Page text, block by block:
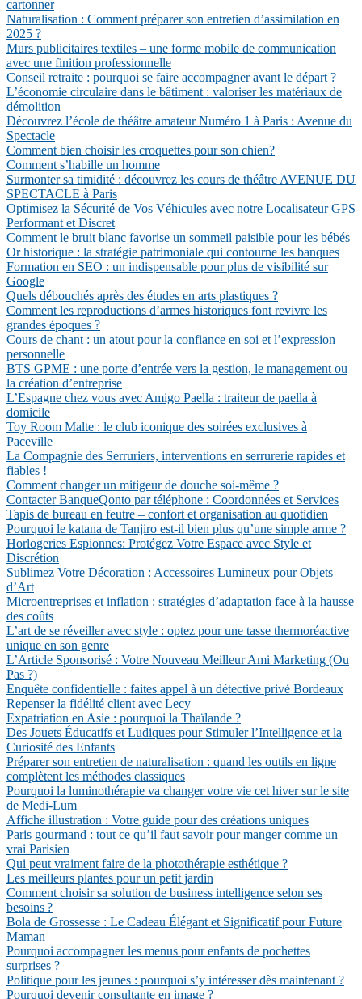
cartonner
Naturalisation : Comment préparer son entretien d’assimilation en
2025 ?
Murs publicitaires textiles – une forme mobile de communication
avec une finition professionnelle
Conseil retraite : pourquoi se faire accompagner avant le départ ?
L’économie circulaire dans le bâtiment : valoriser les matériaux de
démolition
Découvrez l’école de théâtre amateur Numéro 1 à Paris : Avenue du
Spectacle
Comment bien choisir les croquettes pour son chien?
Comment s’habille un homme
Surmonter sa timidité : découvrez les cours de théâtre AVENUE DU
SPECTACLE à Paris
Optimisez la Sécurité de Vos Véhicules avec notre Localisateur GPS
Performant et Discret
Comment le bruit blanc favorise un sommeil paisible pour les bébés
Or historique : la stratégie patrimoniale qui contourne les banques
Formation en SEO : un indispensable pour plus de visibilité sur
Google
Quels débouchés après des études en arts plastiques ?
Comment les reproductions d’armes historiques font revivre les
grandes époques ?
Cours de chant : un atout pour la confiance en soi et l’expression
personnelle
BTS GPME : une porte d’entrée vers la gestion, le management ou
la création d’entreprise
L’Espagne chez vous avec Amigo Paella : traiteur de paella à
domicile
Toy Room Malte : le club iconique des soirées exclusives à
Paceville
La Compagnie des Serruriers, interventions en serrurerie rapides et
fiables !
Comment changer un mitigeur de douche soi-même ?
Contacter BanqueQonto par téléphone : Coordonnées et Services
Tapis de bureau en feutre – confort et organisation au quotidien
Pourquoi le katana de Tanjiro est-il bien plus qu’une simple arme ?
Horlogeries Espionnes: Protégez Votre Espace avec Style et
Discrétion
Sublimez Votre Décoration : Accessoires Lumineux pour Objets
d’Art
Microentreprises et inflation : stratégies d’adaptation face à la hausse
des coûts
L’art de se réveiller avec style : optez pour une tasse thermoréactive
unique en son genre
L’Article Sponsorisé : Votre Nouveau Meilleur Ami Marketing (Ou
Pas ?)
Enquête confidentielle : faites appel à un détective privé Bordeaux
Repenser la fidélité client avec Lecy
Expatriation en Asie : pourquoi la Thaïlande ?
Des Jouets Éducatifs et Ludiques pour Stimuler l’Intelligence et la
Curiosité des Enfants
Préparer son entretien de naturalisation : quand les outils en ligne
complètent les méthodes classiques
Pourquoi la luminothérapie va changer votre vie cet hiver sur le site
de Medi-Lum
Affiche illustration : Votre guide pour des créations uniques
Paris gourmand : tout ce qu’il faut savoir pour manger comme un
vrai Parisien
Qui peut vraiment faire de la photothérapie esthétique ?
Les meilleurs plantes pour un petit jardin
Comment choisir sa solution de business intelligence selon ses
besoins ?
Bola de Grossesse : Le Cadeau Élégant et Significatif pour Future
Maman
Pourquoi accompagner les menus pour enfants de pochettes
surprises ?
Politique pour les jeunes : pourquoi s’y intéresser dès maintenant ?
Pourquoi devenir consultante en image ?